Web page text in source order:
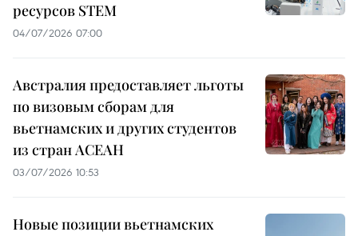
ресурсов STEM
04/07/2026 07:00
Австралия предоставляет льготы
по визовым сборам для
вьетнамских и других студентов
из стран АСЕАН
03/07/2026 10:53
Новые позиции вьетнамских